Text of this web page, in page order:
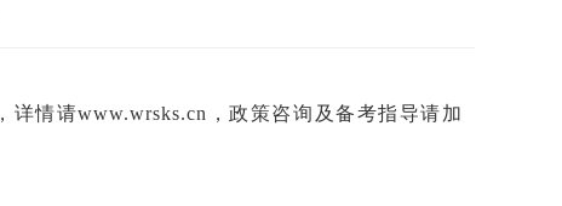
， 详情请www.wrsks.cn，政策咨询及备考指导请加